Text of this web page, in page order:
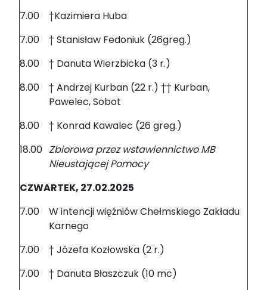
7.00
†Kazimiera Huba
7.00
† Stanisław Fedoniuk (26greg.)
8.00
† Danuta Wierzbicka (3 r.)
8.00
† Andrzej Kurban (22 r.) †† Kurban,
Pawelec, Sobot
8.00
† Konrad Kawalec (26 greg.)
18.00 Zbiorowa przez wstawiennictwo MB
Nieustającej Pomocy
CZWARTEK, 27.02.2025
7.00
W intencji więźniów Chełmskiego Zakładu
Karnego
7.00
† Józefa Kozłowska (2 r.)
7.00
† Danuta Błaszczuk (10 mc)